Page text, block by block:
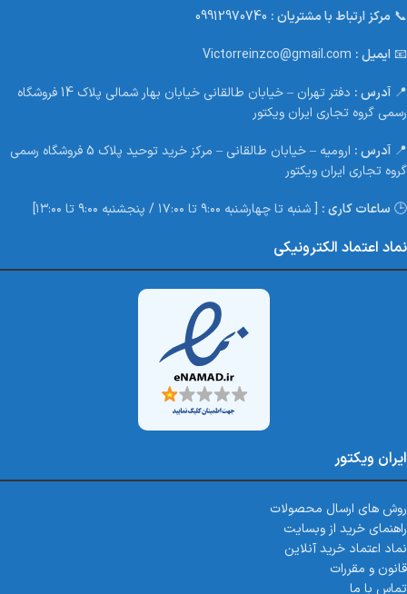
📞 مرکز ارتباط با مشتریان : 09912970740
📧 ایمیل :
📍 آدرس :
دفتر تهران – خیابان طالقانی خیابان بهار شمالی پلاک 14 فروشگاه
رسمی گروه تجاری ایران ویکتور
📍 آدرس :
ارومیه – خیابان طالقانی – مرکز خرید توحید پلاک 5 فروشگاه رسمی
گروه تجاری ایران ویکتور
🕒 ساعات کاری : [ شنبه تا چهارشنبه ۹:۰۰ تا ۱۷:۰۰ / پنجشنبه ۹:۰۰ تا ۱۳:۰۰]
نماد اعتماد الکترونیکی
ایران ویکتور
روش های ارسال محصولات
راهنمای خرید از وبسایت
نماد اعتماد خرید آنلاین
قانون و مقررات
تماس با ما